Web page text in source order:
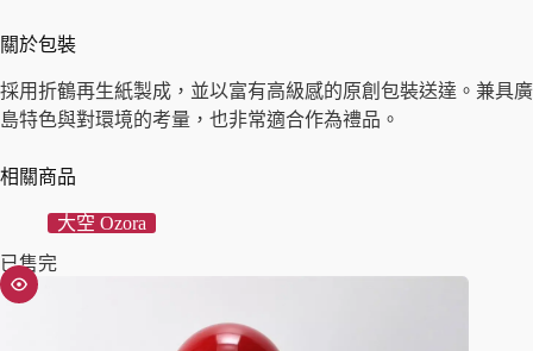
關於包裝
採用折鶴再生紙製成，並以富有高級感的原創包裝送達。兼具廣
島特色與對環境的考量，也非常適合作為禮品。
相關商品
大空 Ozora
已售完